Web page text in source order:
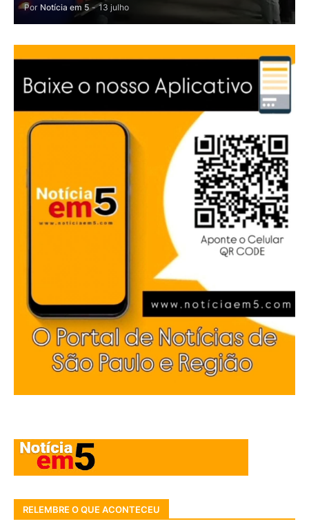
Por Notícia em 5 - 13 julho
RELEMBRE O QUE ACONTECEU